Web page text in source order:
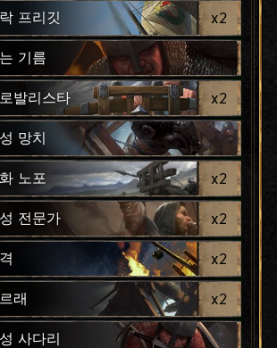
프리깃 x2
기름
발리스타 x2
망치
노포 x2
전문가 x2
x2
래 x2
사다리